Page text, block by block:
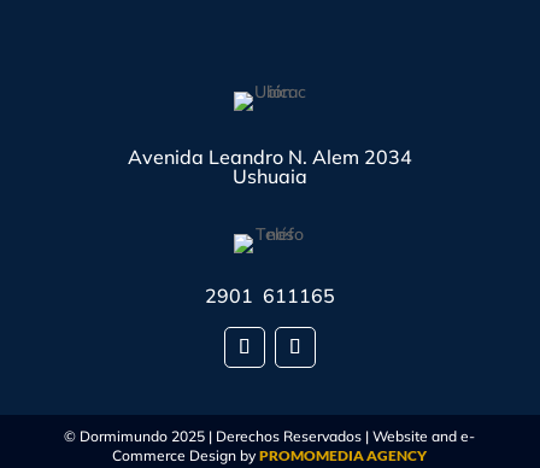
Avenida Leandro N. Alem 2034
Ushuaia
2901 611165
© Dormimundo 2025 | Derechos Reservados | Website and e-
Commerce Design byPROMOMEDIA AGENCY